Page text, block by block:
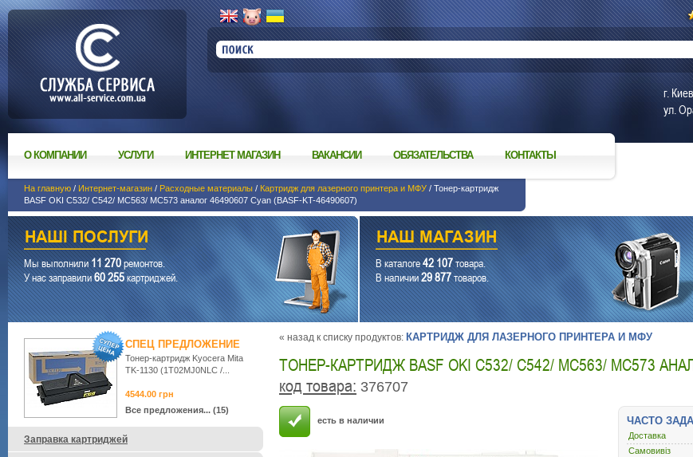
О КОМПАНИИ УСЛУГИ ИНТЕРНЕТ МАГАЗИН ВАКАНСИИ ОБЯЗАТЕЛЬСТВА КОНТАКТЫ
На главную / Интернет-магазин / Расходные материалы / Картридж для лазерного принтера и МФУ / Тонер-картридж
BASF OKI C532/ C542/ MC563/ MC573 аналог 46490607 Cyan (BASF-KT-46490607)
Мы выполнили11 270ремонтов.
У нас заправили60 255картриджей.
В каталоге42 107товара.
В наличии29 877товаров.
« назад к списку продуктов: КАРТРИДЖ ДЛЯ ЛАЗЕРНОГО ПРИНТЕРА И МФУ
ТОНЕР-КАРТРИДЖ BASF OKI C532/ C542/ MC563/ MC573
код товара: 376707
есть в наличии ЧАСТО
Доставка
Самовивіз
СПЕЦ ПРЕДЛОЖЕНИЕ
Тонер-картридж Kyocera Mita
TK-1130 (1T02MJ0NLC /...
4544.00 грн
Все предложения... (15)
Заправка картриджей
г.
ул.